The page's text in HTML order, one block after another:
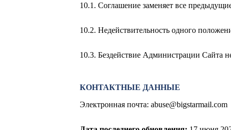
10.1. Соглашение заменяет все
10.2. Недействительность одного
10.3. Бездействие Администрации Сайта
КОНТАКТНЫЕ ДАННЫЕ
Электронная почта: abuse@bigstarmail.com